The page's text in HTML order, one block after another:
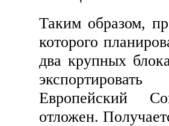
Таким образом,
которого
два крупных
Европейский
отложен.